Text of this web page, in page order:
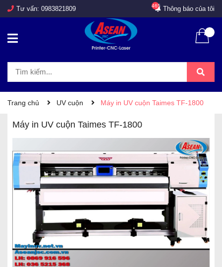
Tư vấn: 0983821809 Thông báo của tôi
465
Trang chủ UV cuộn Máy in UV cuộn Taimes TF-1800
Máy in UV cuộn Taimes TF-1800